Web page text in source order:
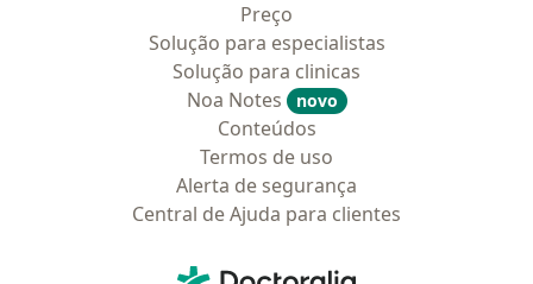
Preço
Solução para especialistas
Solução para clinicas
Noa Notes
novo
Conteúdos
Termos de uso
Alerta de segurança
Central de Ajuda para clientes
Doctoralia - Homepage